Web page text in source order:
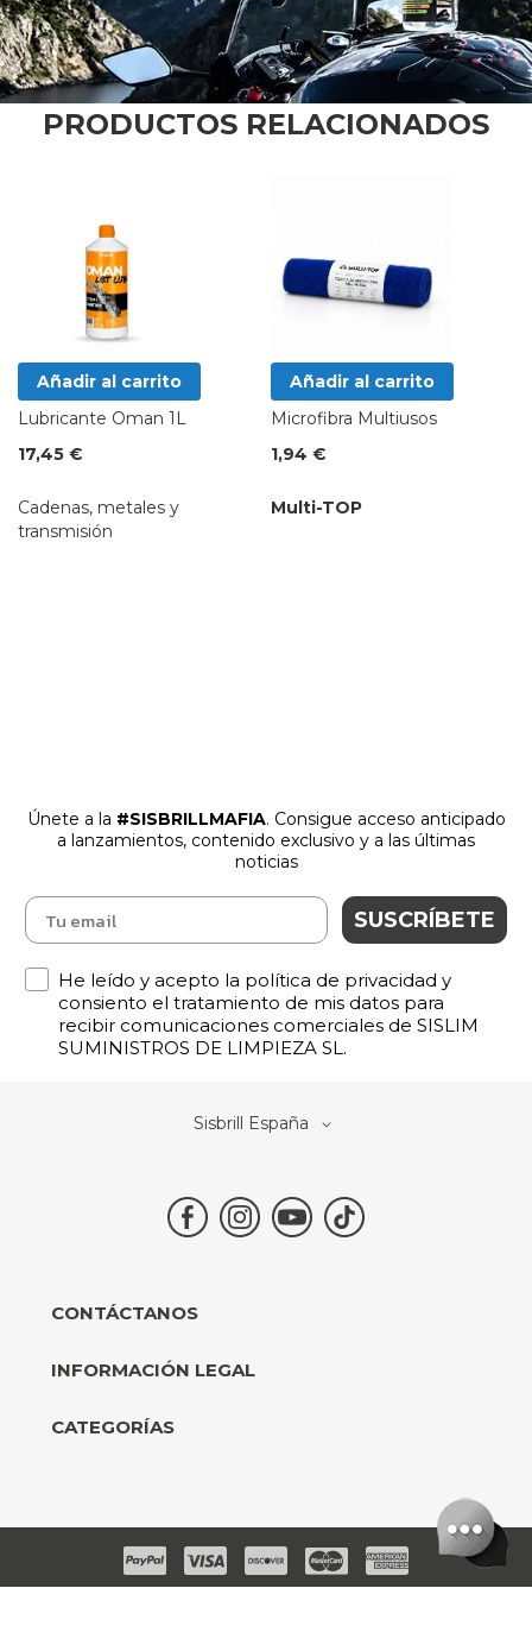
PRODUCTOS RELACIONADOS
Añadir al carrito
Lubricante Oman 1L
17,45 €
Cadenas, metales y
transmisión
Añadir al carrito
Microfibra Multiusos
1,94 €
Multi-TOP
Únete a la #SISBRILLMAFIA. Consigue acceso anticipado
a lanzamientos, contenido exclusivo y a las últimas
noticias
SUSCRÍBETE
Política de Privacidad
He leído y acepto la política de privacidad y
consiento el tratamiento de mis datos para
recibir comunicaciones comerciales de SISLIM
SUMINISTROS DE LIMPIEZA SL.
Select
Sisbrill España
CONTÁCTANOS
INFORMACIÓN LEGAL
CATEGORÍAS